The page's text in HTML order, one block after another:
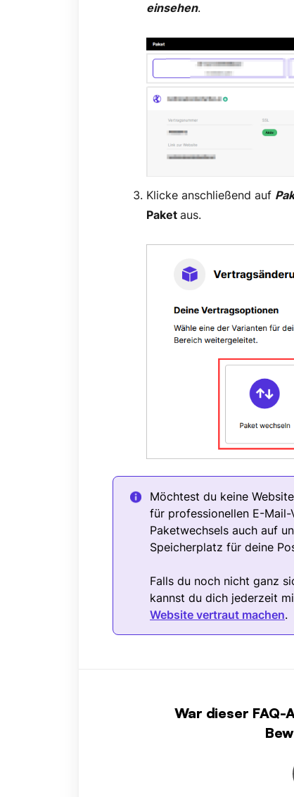
einsehen.
Klicke anschließend auf
Paket aus.
Möchtest du keine
für professionellen E-Mail-
Paketwechsels auch auf
Speicherplatz für deine
Falls du noch nicht ganz
kannst du dich jederzeit
Website vertraut machen.
War dieser